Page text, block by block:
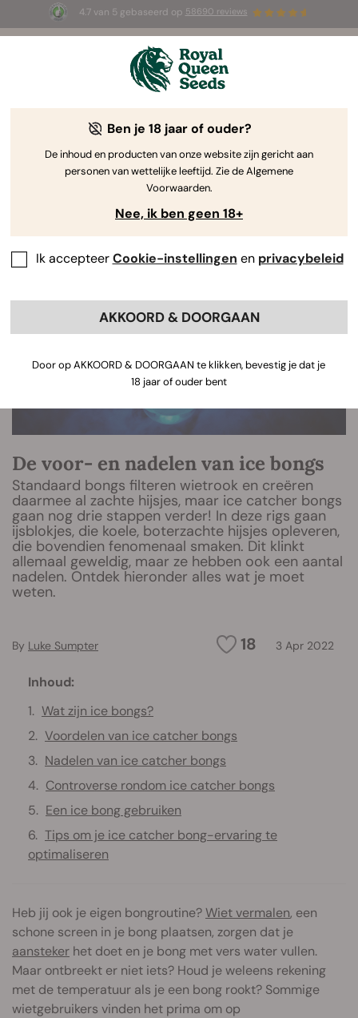
4.7 van 5 gebaseerd op 58690 reviews
☀️ Summer Sales: tot wel 50% korting
op geselecteerde producten! ⏤
The RQS Blog
Cannabis Lifestyle Blogs
De voor- en nadelen van ice bongs
Standaard bongs filteren wietrook en creëren
daarmee al zachte hijsjes, maar ice catcher bongs
gaan nog drie stappen verder! In deze rigs gaan
ijsblokjes, die koele, boterzachte hijsjes opleveren,
die bovendien fenomenaal smaken. Dit klinkt
allemaal geweldig, maar ze hebben ook een aantal
nadelen. Ontdek hieronder alles wat je moet
weten.
18 3 Apr 2022
By Luke Sumpter
Inhoud:
Wat zijn ice bongs?
Voordelen van ice catcher bongs
Nadelen van ice catcher bongs
Controverse rondom ice catcher bongs
Een ice bong gebruiken
Tips om je ice catcher bong-ervaring te
optimaliseren
Heb jij ook je eigen bongroutine?Wiet vermalen, een
schone screen in je bong plaatsen, zorgen dat je
aansteker het doet en je bong met vers water vullen.
Maar ontbreekt er niet iets? Houd je weleens rekening
met de temperatuur als je een bong rookt? Sommige
wietgebruikers vinden het prima om op
Ben je 18 jaar of ouder?
De inhoud en producten van onze website zijn gericht aan
personen van wettelijke leeftijd. Zie de Algemene
Voorwaarden.
Nee, ik ben geen 18+
Ik accepteerCookie-instellingen en privacybeleid
AKKOORD & DOORGAAN
Door op AKKOORD & DOORGAAN te klikken, bevestig je dat je
18 jaar of ouder bent